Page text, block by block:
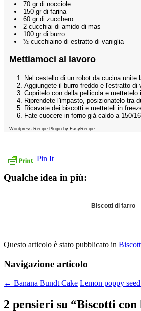
70 gr di nocciole
150 gr di farina
60 gr di zucchero
2 cucchiai di amido di mas
100 gr di burro
½ cucchiaino di estratto di vaniglia
Mettiamoci al lavoro
Nel cestello di un robot da cucina unite
Aggiungete il burro freddo e l'estratto
Copritelo con della pellicola e mettetelo
Riprendete l'impasto, posizionatelo tra
Ricavate dei biscotti e metteteli in
Fate cuocere in forno già caldo a 150/
Wordpress Recipe Plugin by EasyRecipe
Pin It
Qualche idea in più:
Biscotti di farro
Questo articolo è stato pubblicato in
Navigazione articolo
← Banana Bundt Cake Lemon poppy
2 pensieri su “Biscotti con